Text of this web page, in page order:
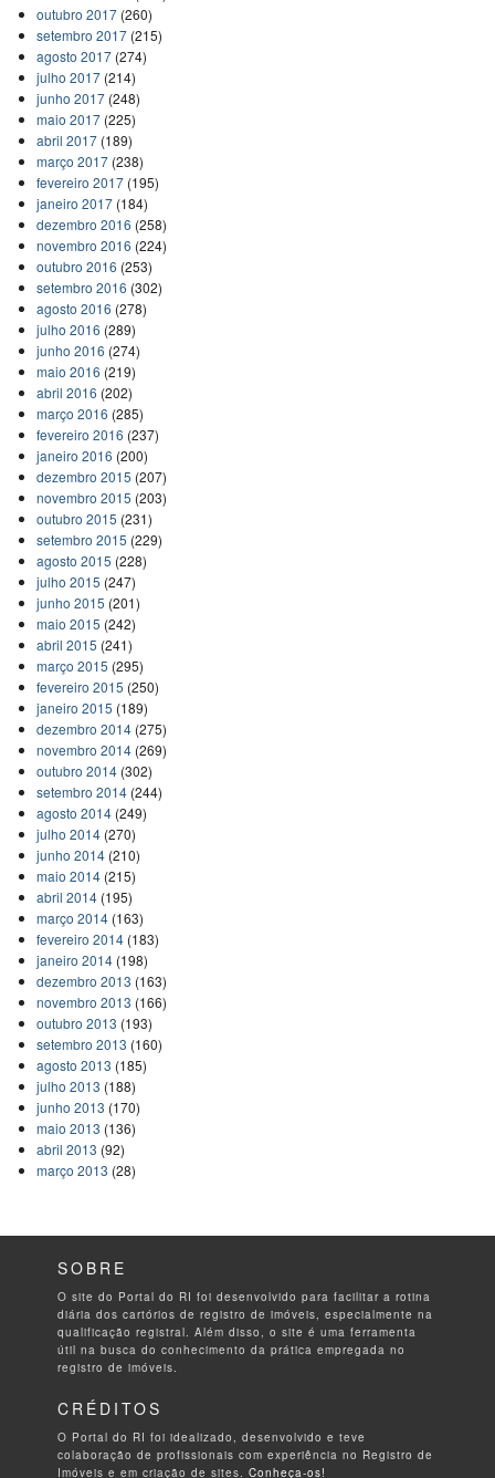
outubro 2017(260)
setembro 2017(215)
agosto 2017(274)
julho 2017(214)
junho 2017(248)
maio 2017(225)
abril 2017(189)
março 2017(238)
fevereiro 2017(195)
janeiro 2017(184)
dezembro 2016 (258)
novembro 2016 (224)
outubro 2016 (253)
setembro 2016 (302)
agosto 2016 (278)
julho 2016 (289)
junho 2016 (274)
maio 2016 (219)
abril 2016 (202)
março 2016 (285)
fevereiro 2016 (237)
janeiro 2016 (200)
dezembro 2015 (207)
novembro 2015 (203)
outubro 2015 (231)
setembro 2015 (229)
agosto 2015 (228)
julho 2015 (247)
junho 2015 (201)
maio 2015 (242)
abril 2015 (241)
março 2015 (295)
fevereiro 2015 (250)
janeiro 2015 (189)
dezembro 2014(275)
novembro 2014(269)
outubro 2014(302)
setembro 2014(244)
agosto 2014(249)
julho 2014(270)
junho 2014(210)
maio 2014(215)
abril 2014(195)
março 2014(163)
fevereiro 2014(183)
janeiro 2014(198)
dezembro 2013 (163)
novembro 2013 (166)
outubro 2013 (193)
setembro 2013 (160)
agosto 2013 (185)
julho 2013 (188)
junho 2013 (170)
maio 2013 (136)
abril 2013 (92)
março 2013 (28)
SOBRE
O site do Portal do RI foi desenvolvido para facilitar a rotina
diária dos cartórios de registro de imóveis, especialmente na
qualificação registral. Além disso, o site é uma ferramenta
útil na busca do conhecimento da prática empregada no
registro de imóveis.
CRÉDITOS
O Portal do RI foi idealizado, desenvolvido e teve
colaboração de profissionais com experiência no Registro de
Imóveis e em criação de sites.Conheça-os!